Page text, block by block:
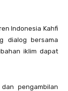
Indonesia Kahfi
dialog bersama
iklim dapat
pengambilan